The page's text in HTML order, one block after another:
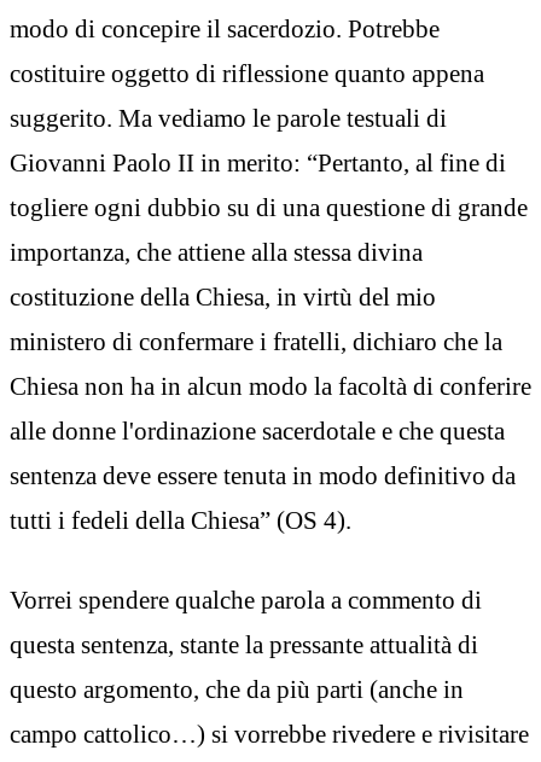
modo di concepire il sacerdozio. Potrebbe
costituire oggetto di riflessione quanto appena
suggerito. Ma vediamo le parole testuali di
Giovanni Paolo II in merito: “Pertanto, al fine di
togliere ogni dubbio su di una questione di grande
importanza, che attiene alla stessa divina
costituzione della Chiesa, in virtù del mio
ministero di confermare i fratelli, dichiaro che la
Chiesa non ha in alcun modo la facoltà di conferire
alle donne l'ordinazione sacerdotale e che questa
sentenza deve essere tenuta in modo definitivo da
tutti i fedeli della Chiesa” (OS 4).
Vorrei spendere qualche parola a commento di
questa sentenza, stante la pressante attualità di
questo argomento, che da più parti (anche in
campo cattolico…) si vorrebbe rivedere e rivisitare